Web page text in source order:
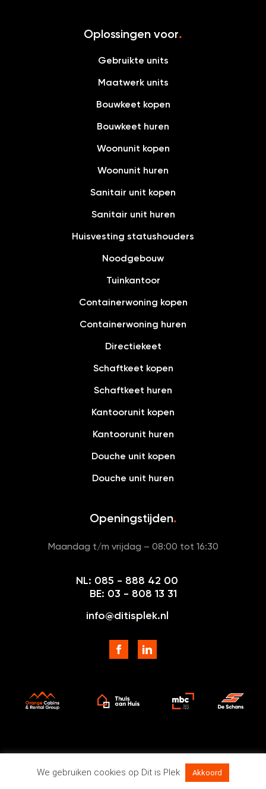
Oplossingen voor.
Gebruikte units
Maatwerk units
Bouwkeet kopen
Bouwkeet huren
Woonunit kopen
Woonunit huren
Sanitair unit kopen
Sanitair unit huren
Huisvesting statushouders
Noodgebouw
Tuinkantoor
Containerwoning kopen
Containerwoning huren
Directiekeet
Schaftkeet kopen
Schaftkeet huren
Kantoorunit kopen
Kantoorunit huren
Douche unit kopen
Douche unit huren
Openingstijden.
Maandag t/m vrijdag – 08:00 tot 16:30
NL: 085 - 888 42 00
BE: 03 - 808 13 31
info@ditisplek.nl
Disclaimer
We gebruiken cookies op Dit is Plek Akkoord